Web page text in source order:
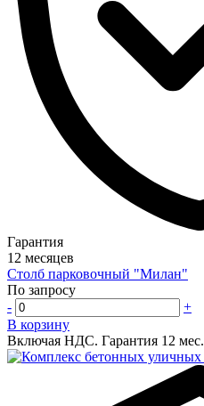
Гарантия
12 месяцев
Столб парковочный "Милан"
По запросу
-
+
В корзину
Включая НДС. Гарантия 12 мес.